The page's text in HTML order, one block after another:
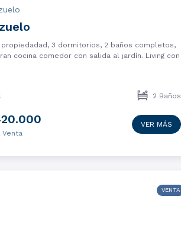
propiedadad, 3 dormitorios, 2 baños completos,
cocina comedor con salida al jardín. Living con
2 Baños
Venta
VER MÁS
VENTA